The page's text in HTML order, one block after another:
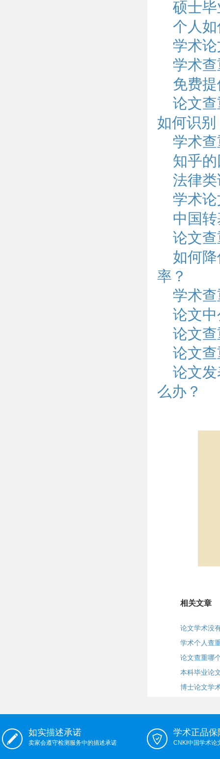
硕士
个人
学术
学术
免费
论文
如何识别
学术
知乎
法律
学术
中国
论文
如何
率？
学术
论文
论文
论文
论文
么办？
相关文章
论文学术没
学术个人查
论文查重哪
本科毕业论
博士论文学
如实描述承诺
卖家会遵守检测服务中的描述承诺
学术正品保
CNKI中国学术论